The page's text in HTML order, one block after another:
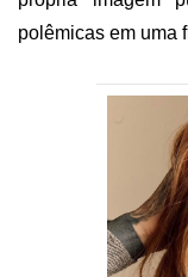
polêmicas em uma